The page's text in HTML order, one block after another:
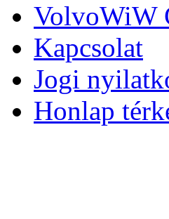
VolvoWiW
Kapcsolat
Jogi
Honlap